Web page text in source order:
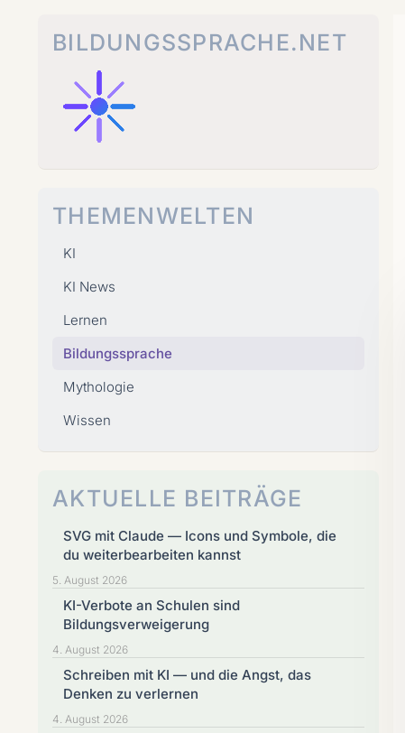
BILDUNGSSPRACHE.NET
THEMENWELTEN
KI
KI News
Lernen
Bildungssprache
Mythologie
Wissen
AKTUELLE BEITRÄGE
SVG mit Claude — Icons und Symbole, die
du weiterbearbeiten kannst
5. August 2026
KI-Verbote an Schulen sind
Bildungsverweigerung
4. August 2026
Schreiben mit KI — und die Angst, das
Denken zu verlernen
4. August 2026